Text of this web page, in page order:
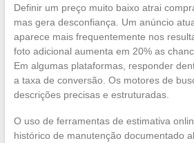
Definir um preço muito baixo atrai
mas gera desconfiança. Um anúncio
aparece mais frequentemente nos
foto adicional aumenta em 20% as
Em algumas plataformas, responder
a taxa de conversão. Os motores de
descrições precisas e estruturadas.
O uso de ferramentas de estimativa
histórico de manutenção documentado